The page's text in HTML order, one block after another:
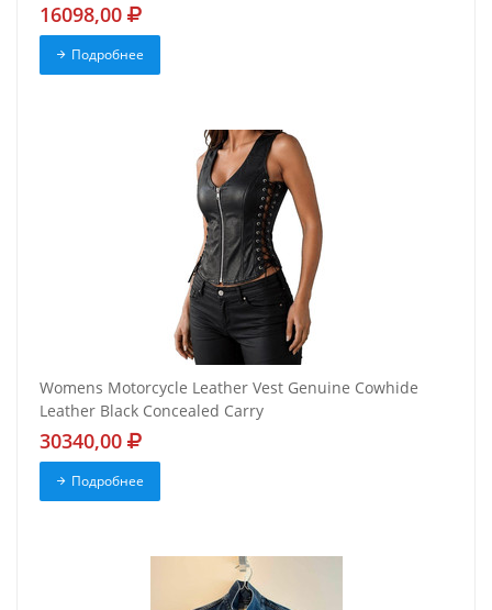
16098,00
Подробнее
Womens Motorcycle Leather Vest Genuine Cowhide
Leather Black Concealed Carry
30340,00
Подробнее